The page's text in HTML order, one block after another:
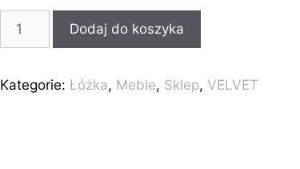
Industrialne
loft
Dodaj do koszyka
Kategorie:Łóżka, Meble, Sklep, VELVET